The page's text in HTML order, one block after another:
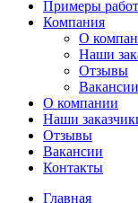
Примеры работ
Компания
О
Наши
Отзывы
Вакансии
О компании
Наши
Отзывы
Вакансии
Контакты
Главная